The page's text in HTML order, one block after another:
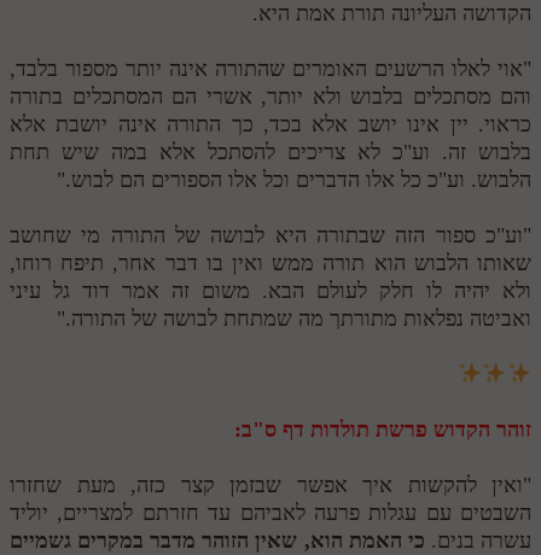
תלמוד עשר הספירות חלק ט
תלמוד עשר הספירות חלק י
תלמוד עשר הספירות חלק יא
תלמוד עשר הספירות חלק יב
תלמוד עשר הספירות חלק יד
תלמוד עשר הספירות חלק טו
בית שער הכוונות
אודות האתר
אודות האתר
בעל הסולם
הקדושה העליונה תורת אמת היא.
"אוי לאלו הרשעים האומרים שהתורה אינה יותר מספור בלבד,
והם מסתכלים בלבוש ולא יותר, אשרי הם המסתכלים בתורה
כראוי. יין אינו יושב אלא בכד, כך התורה אינה יושבת אלא
בלבוש זה. וע"כ לא צריכים להסתכל אלא במה שיש תחת
הלבוש. וע"כ כל אלו הדברים וכל אלו הספורים הם לבוש."
"וע"כ ספור הזה שבתורה היא לבושה של התורה מי שחושב
שאותו הלבוש הוא תורה ממש ואין בו דבר אחר, תיפח רוחו,
ולא יהיה לו חלק לעולם הבא. משום זה אמר דוד גל עיני
ואביטה נפלאות מתורתך מה שמתחת לבושה של התורה."
זוהר הקדוש פרשת תולדות דף ס"ב:
"ואין להקשות איך אפשר שבזמן קצר כזה, מעת שחזרו
השבטים עם עגלות פרעה לאביהם עד חזרתם למצריים, יוליד
עשרה בנים. כי האמת הוא, שאין הזוהר מדבר במקרים גשמיים